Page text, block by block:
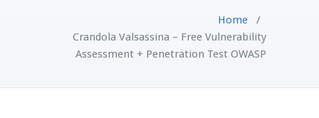
Home/
Crandola Valsassina – Free Vulnerability
Assessment + Penetration Test OWASP